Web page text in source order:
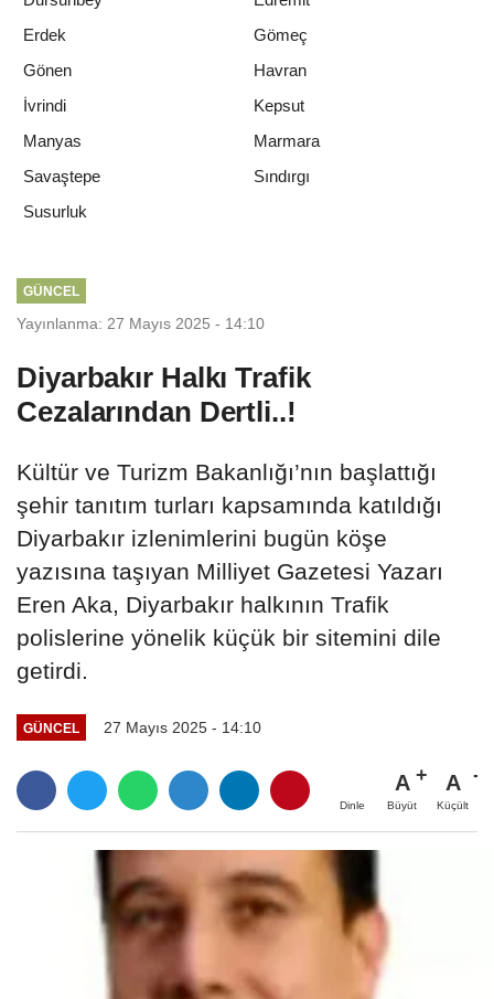
Erdek
Gömeç
Gönen
Havran
İvrindi
Kepsut
Manyas
Marmara
Savaştepe
Sındırgı
Susurluk
GÜNCEL
Yayınlanma: 27 Mayıs 2025 - 14:10
Diyarbakır Halkı Trafik
Cezalarından Dertli..!
Kültür ve Turizm Bakanlığı’nın başlattığı
şehir tanıtım turları kapsamında katıldığı
Diyarbakır izlenimlerini bugün köşe
yazısına taşıyan Milliyet Gazetesi Yazarı
Eren Aka, Diyarbakır halkının Trafik
polislerine yönelik küçük bir sitemini dile
getirdi.
GÜNCEL 27 Mayıs 2025 - 14:10
Dinle
A
Büyüt
A
Küçült